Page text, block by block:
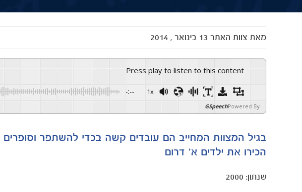
מאת צוות האתר 13 בינואר , 2014
Press play to listen to this content
-:-- 1x
Powered By
GSpeech
בגיל המצוות המחייב הם עובדים קשה בכדי להשתפר
הכירו את ילדים א' דרום
שנתון: 2000